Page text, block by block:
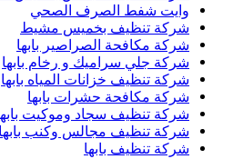
وايت شفط الصرف الصحي
شركة تنظيف بخميس مشيط
شركة مكافحة الصراصير بابها
شركة جلي سراميك و رخام بابها
شركة تنظيف خزانات المياه بابها
شركة مكافحة حشرات بابها
شركة تنظيف سجاد وموكيت
شركة تنظيف مجالس وكنب بابها
شركة تنظيف بابها